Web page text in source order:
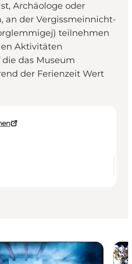
Archäologe oder
an der Vergissmeinnicht-
teilnehmen
Aktivitäten
das Museum
der Ferienzeit Wert